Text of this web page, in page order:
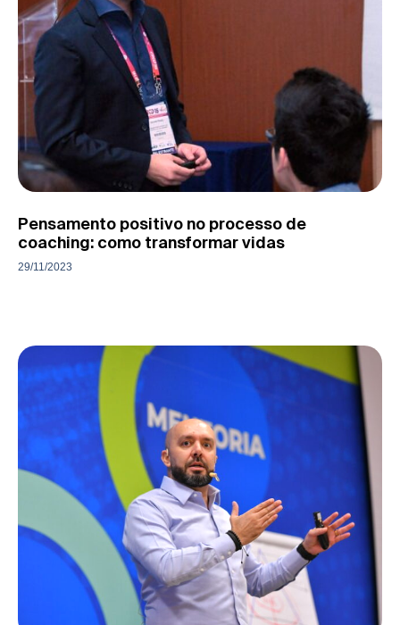
Pensamento positivo no processo de
coaching: como transformar vidas
29/11/2023